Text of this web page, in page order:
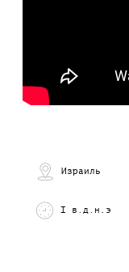
Израиль
I в.д.н.э